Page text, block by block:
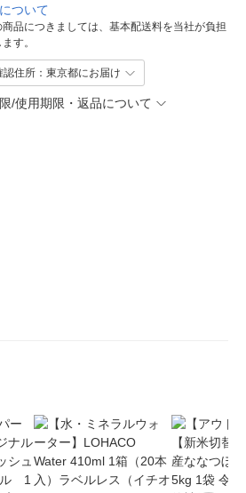
ついて
商品につきましては、基本配送料を当社が負担
す。
認住所：東京都にお届け
/使用期限・返品について